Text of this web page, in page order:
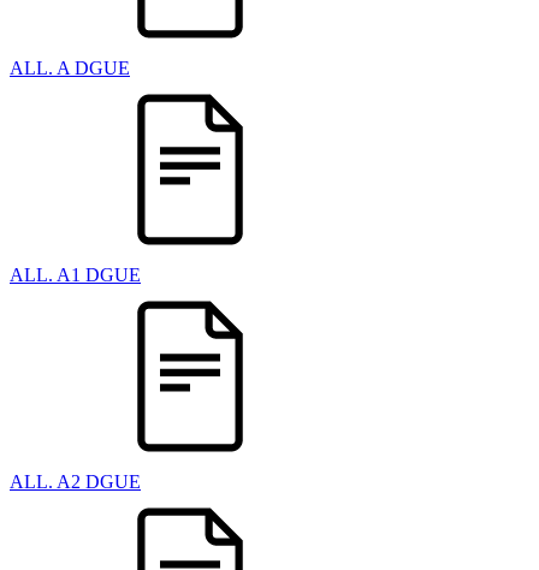
ALL. A DGUE
ALL. A1 DGUE
ALL. A2 DGUE